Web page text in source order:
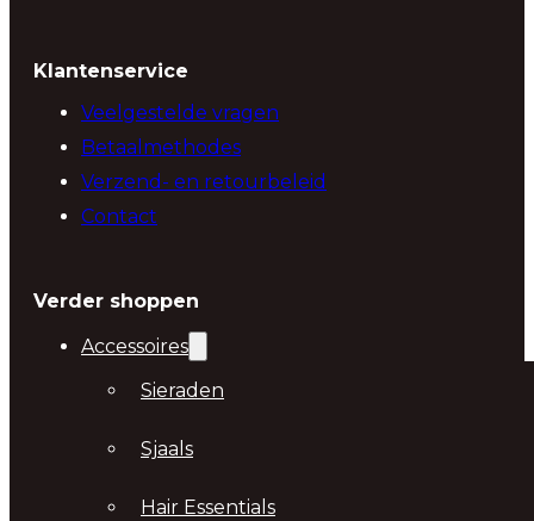
Klantenservice
Veelgestelde vragen
Betaalmethodes
Verzend- en retourbeleid
Contact
Verder shoppen
Accessoires
Sieraden
Sjaals
Hair Essentials